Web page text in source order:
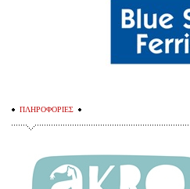
ΠΛΗΡΟΦΟΡΙΕΣ